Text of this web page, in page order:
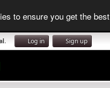
to ensure you get the
. Log in Sign up